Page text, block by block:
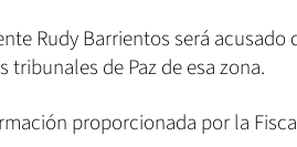
Rudy Barrientos será
tribunales de Paz de esa zona.
proporcionada por la